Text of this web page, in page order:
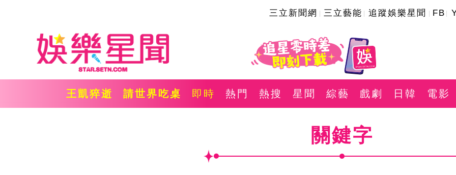
三立新聞網 三立藝能 追蹤娛樂星聞 FB
王凱猝逝 請世界吃桌 即時 熱門 熱搜 星聞 綜藝 戲劇 日韓 電影
關鍵字